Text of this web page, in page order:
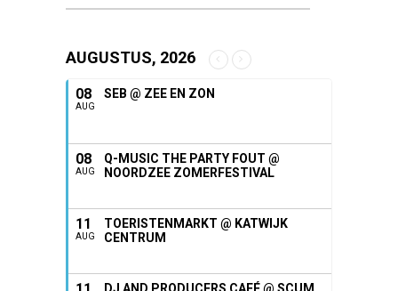
AUGUSTUS, 2026
08
AUG
SEB @ ZEE EN ZON
08
AUG
Q-MUSIC THE PARTY FOUT @
NOORDZEE ZOMERFESTIVAL
11
AUG
TOERISTENMARKT @ KATWIJK
CENTRUM